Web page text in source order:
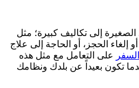
إلى تكاليف كبيرة؛ مثل
إلغاء الحجز، أو الحاجة إلى علاج
السفر
على التعامل مع مثل هذه
تكون بعيداً عن بلدك ونظامك